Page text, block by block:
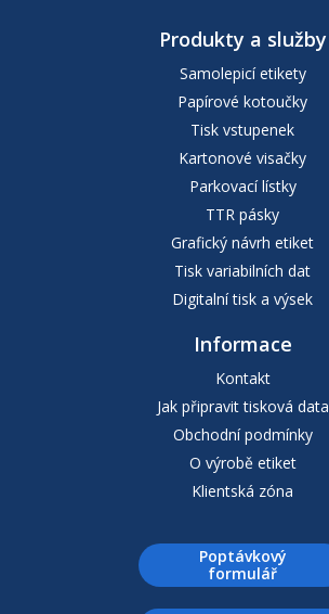
Produkty a služby
Samolepicí etikety
Papírové kotoučky
Tisk vstupenek
Kartonové visačky
Parkovací lístky
TTR pásky
Grafický návrh etiket
Tisk variabilních dat
Digitalní tisk a výsek
Informace
Kontakt
Jak připravit tisková data
Obchodní podmínky
O výrobě etiket
Klientská zóna
Poptávkový
formulář